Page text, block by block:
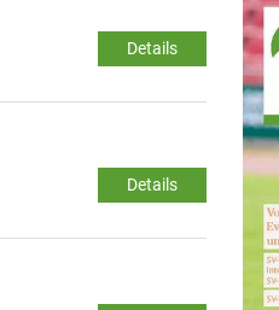
Details
Details